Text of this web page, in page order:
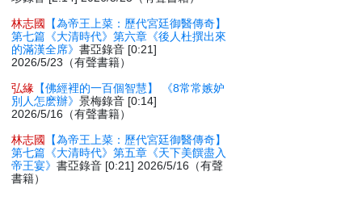
林志國
【為帝王上菜：歷代宮廷御醫傳奇】
第七篇《大清時代》第六章《後人杜撰出來
的滿漢全席》書亞錄音 [0:21]
2026/5/23（有聲書籍）
弘緣 【佛經裡的一百個智慧】 《8常常嫉妒
別人怎麽辦》景梅錄音 [0:14]
2026/5/16（有聲書籍）
林志國
【為帝王上菜：歷代宮廷御醫傳奇】
第七篇《大清時代》第五章《天下美饌盡入
帝王宴》書亞錄音 [0:21] 2026/5/16（有聲
書籍）